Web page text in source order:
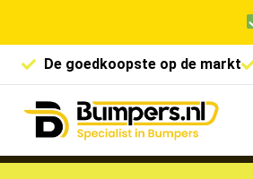
De goedkoopste op de markt